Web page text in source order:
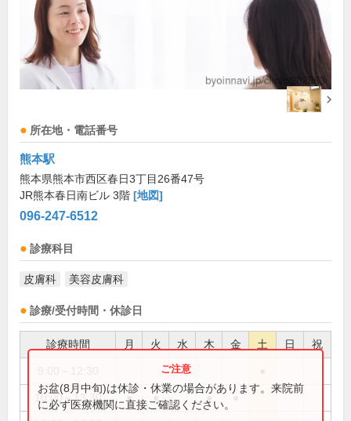
所在地・電話番号
熊本駅
熊本県熊本市西区春日3丁目26番47号
JR熊本春日南ビル 3階 [地図]
096-247-6512
診療科目
皮膚科 美容皮膚科
診療/受付時間・休診日
診療時間 月 火 水 木 金 土 日 祝
10:00～13:30 ● ● ● ●
お盆(8月中旬)は休診・休業の場合があります。来院前
に必ず医療機関に直接ご確認ください。